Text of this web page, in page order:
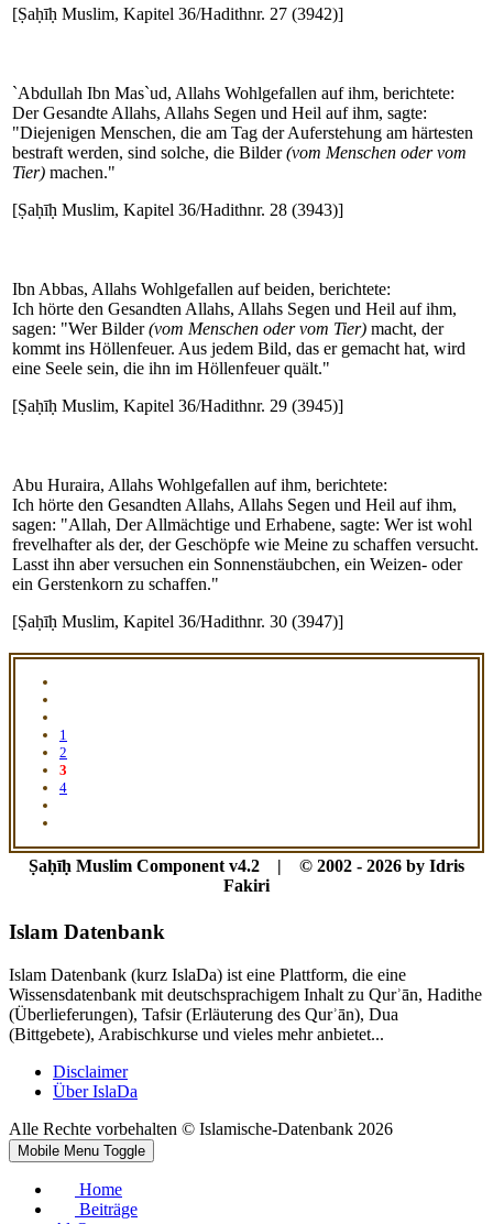
[Ṣaḥīḥ Muslim, Kapitel 36/Hadithnr. 27 (3942)]
`Abdullah Ibn Mas`ud, Allahs Wohlgefallen auf ihm, berichtete:
Der Gesandte Allahs, Allahs Segen und Heil auf ihm, sagte:
"Diejenigen Menschen, die am Tag der Auferstehung am härtesten
bestraft werden, sind solche, die Bilder(vom Menschen oder vom
Tier) machen."
[Ṣaḥīḥ Muslim, Kapitel 36/Hadithnr. 28 (3943)]
Ibn Abbas, Allahs Wohlgefallen auf beiden, berichtete:
Ich hörte den Gesandten Allahs, Allahs Segen und Heil auf ihm,
sagen: "Wer Bilder(vom Menschen oder vom Tier) macht, der
kommt ins Höllenfeuer. Aus jedem Bild, das er gemacht hat, wird
eine Seele sein, die ihn im Höllenfeuer quält."
[Ṣaḥīḥ Muslim, Kapitel 36/Hadithnr. 29 (3945)]
Abu Huraira, Allahs Wohlgefallen auf ihm, berichtete:
Ich hörte den Gesandten Allahs, Allahs Segen und Heil auf ihm,
sagen: "Allah, Der Allmächtige und Erhabene, sagte: Wer ist wohl
frevelhafter als der, der Geschöpfe wie Meine zu schaffen versucht.
Lasst ihn aber versuchen ein Sonnenstäubchen, ein Weizen- oder
ein Gerstenkorn zu schaffen."
[Ṣaḥīḥ Muslim, Kapitel 36/Hadithnr. 30 (3947)]
1
2
3
4
Ṣaḥīḥ Muslim Component v4.2 | © 2002 - 2026 by Idris
Fakiri
Islam Datenbank
Islam Datenbank (kurz IslaDa) ist eine Plattform, die eine
Wissensdatenbank mit deutschsprachigem Inhalt zu Qurʾān, Hadithe
(Überlieferungen), Tafsir (Erläuterung des Qurʾān), Dua
(Bittgebete), Arabischkurse und vieles mehr anbietet...
Disclaimer
Über IslaDa
Alle Rechte vorbehalten © Islamische-Datenbank 2026
Mobile Menu Toggle
Home
Beiträge